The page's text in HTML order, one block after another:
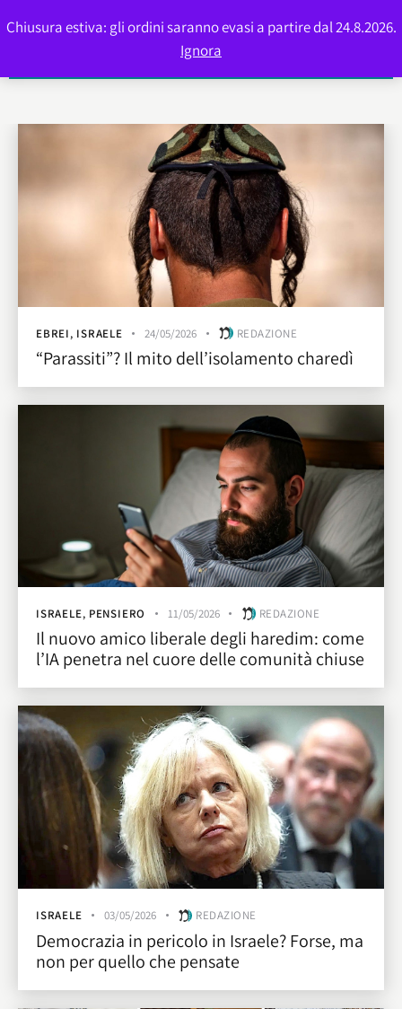
EBREI, ISRAELE 24/05/2026 REDAZIONE
“Parassiti”? Il mito dell’isolamento charedì
ISRAELE, PENSIERO 11/05/2026 REDAZIONE
Il nuovo amico liberale degli haredim: come
l’IA penetra nel cuore delle comunità chiuse
ISRAELE 03/05/2026 REDAZIONE
Democrazia in pericolo in Israele? Forse, ma
non per quello che pensate
Chiusura estiva: gli ordini saranno evasi a partire dal 24.8.2026.
Ignora